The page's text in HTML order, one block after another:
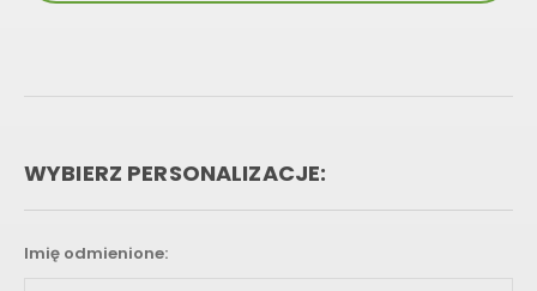
WYBIERZ PERSONALIZACJE:
Imię odmienione: